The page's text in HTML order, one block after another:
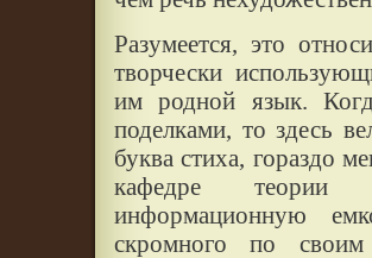
Разумеется, это
творчески
им родной язык.
поделками, то здесь
буква стиха, гораздо
кафедре теории
информационную
скромного по своим